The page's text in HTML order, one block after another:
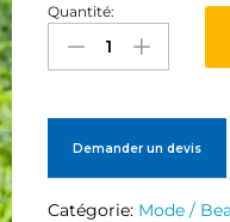
Montre
homme
en
quantité
Quantité:
Demander un devis
Catégorie: Mode /